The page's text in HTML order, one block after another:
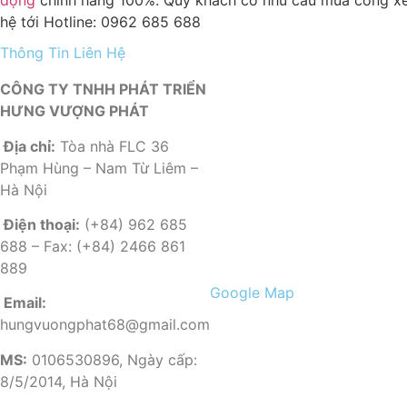
hệ tới Hotline: 0962 685 688
Thông Tin Liên Hệ
CÔNG TY TNHH PHÁT TRIỂN
HƯNG VƯỢNG PHÁT
Địa chỉ: Tòa nhà FLC 36
Phạm Hùng – Nam Từ Liêm –
Hà Nội
Điện thoại: (+84) 962 685
688 – Fax: (+84) 2466 861
889
Email:
hungvuongphat68@gmail.com
MS: 0106530896, Ngày cấp:
8/5/2014, Hà Nội
Google Map